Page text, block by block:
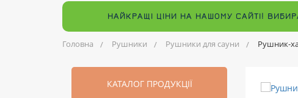
НАЙКРАЩІ ЦІНИ НА НАШОМУ САЙТІ!
Головна Рушники Рушники для сауни Рушник-
КАТАЛОГ ПРОДУКЦІЇ